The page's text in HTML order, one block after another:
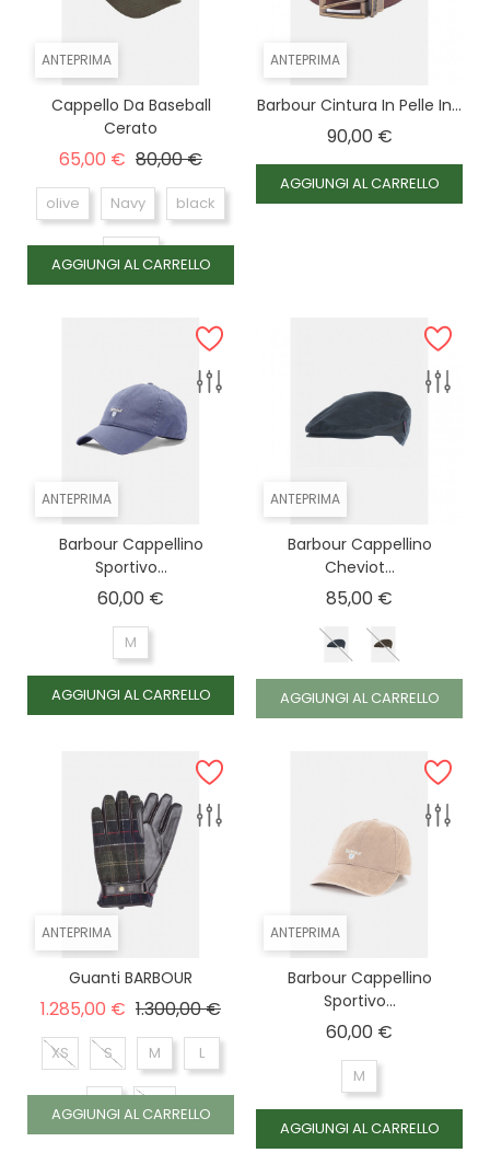
ANTEPRIMA
Cappello Da Baseball
Cerato
65,00 € Prezzo base
80,00 €Prezzo
olive Navy black
sege
AGGIUNGI AL CARRELLO
ANTEPRIMA
Barbour Cintura In Pelle In...
90,00 €Prezzo
AGGIUNGI AL CARRELLO
ANTEPRIMA
Barbour Cappellino
Sportivo...
60,00 €
M
AGGIUNGI AL CARRELLO
ANTEPRIMA
Barbour Cappellino
Cheviot...
85,00 €
AGGIUNGI AL CARRELLO
ANTEPRIMA
Guanti BARBOUR
1.285,00 € Prezzo base
1.300,00 €Prezzo
XS S M L
XL XXL
AGGIUNGI AL CARRELLO
ANTEPRIMA
Barbour Cappellino
Sportivo...
60,00 €
M
AGGIUNGI AL CARRELLO